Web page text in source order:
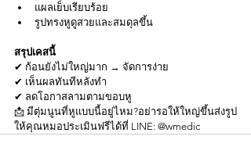
แผลเย็บเรียบร้อย
รูปทรงหูดูสวยและสมดุลขึ้น
สรุปเคสนี้
✔ ก้อนยังไม่ใหญ่มาก → จัดการง่าย
✔ เห็นผลทันทีหลังทำ
✔ ลดโอกาสลามตามขอบหู
📩 มีตุ่มนูนที่หูแบบนี้อยู่ไหม?อย่ารอให้ใหญ่ขึ้นส่งรูป
ให้คุณหมอประเมินฟรีได้ที่ LINE: @wmedic